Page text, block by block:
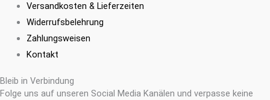
Versandkosten & Lieferzeiten
Widerrufsbelehrung
Zahlungsweisen
Kontakt
Bleib in Verbindung
Folge uns auf unseren Social Media Kanälen und verpasse keine